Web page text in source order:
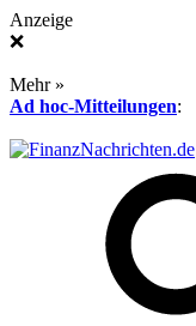
Anzeige
❌
Mehr »
Ad hoc-Mitteilungen: